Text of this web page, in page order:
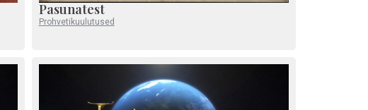
Pasunatest
Prohvetikuulutused